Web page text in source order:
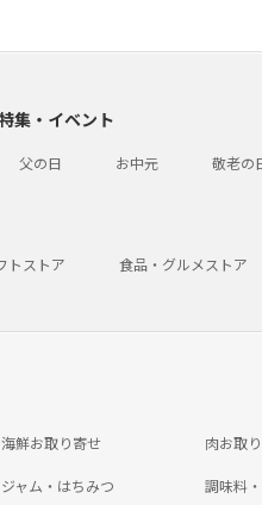
集・イベント
父の日 お中元 敬老の
トストア 食品・グルメストア
海鮮お取り寄せ 肉お取
ジャム・はちみつ 調味料